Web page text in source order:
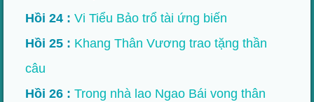
Hồi 24 : Vi Tiểu Bảo trổ tài ứng biến
Hồi 25 : Khang Thân Vương trao tặng thần
câu
Hồi 26 : Trong nhà lao Ngao Bái vong thân